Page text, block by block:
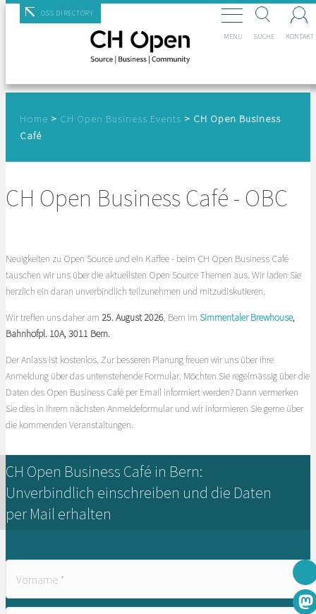
MastodonOSS DIRECTORY
MENU SUCHE KONTAKT
Home > CH Open Business Events > CH Open Business
Café
CH Open Business Café - OBC
Neuigkeiten zu Open Source und ein Kaffee - beim CH Open Business Café
tauschen wir uns über die aktuellsten Open Source Themen aus. Wir laden Sie
herzlich ein daran unverbindlich teilzunehmen und mitzudiskutieren.
Wir treffen uns daher am 25. August 2026, Bern im Simmentaler Brewhouse,
Bahnhofpl. 10A, 3011 Bern.
Der Anlass ist kostenlos. Zur besseren Planung freuen wir uns über Ihre
Anmeldung über das untenstehende Formular. Möchten Sie regelmässig über die
Daten des Open Business Café per Email informiert werden? Dann vermerken
Sie dies in Ihrem nächsten Anmeldeformular und wir informieren Sie gerne über
die kommenden Veranstaltungen.
CH Open Business Café in Bern:
Unverbindlich einschreiben und die Daten
per Mail erhalten
Vorname *